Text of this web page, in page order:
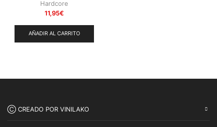
Hardcore
11,95€
AÑADIR AL CARRITO
Ⓒ CREADO POR VINILAKO